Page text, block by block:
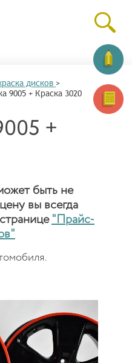
дисков >
9005 + Краска 3020
+
быть не
вы всегда
"Прайс-